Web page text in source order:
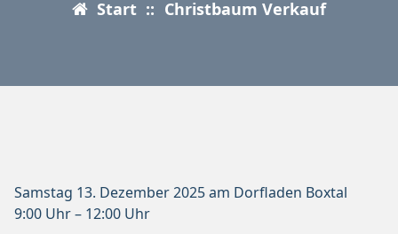
Start :: Christbaum Verkauf
Samstag 13. Dezember 2025 am Dorfladen Boxtal
9:00 Uhr – 12:00 Uhr